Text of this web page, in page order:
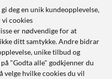
18% RABATT
deg en unik kundeopplevelse,
cookies
er nødvendige for at
ditt samtykke. Andre bidrar
unike tilbud og
"Godta alle" godkjenner du
velge hvilke cookies du vil